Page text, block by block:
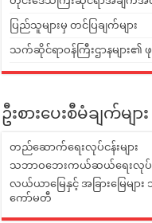
ပြည်သူများမှ တင်ပြချက်များ
သက်ဆိုင်ရာဝန်ကြီးဌာနများ၏ ဖုန်
ဦးစားပေးစီမံချက်များ
တည်ဆောက်ရေးလုပ်ငန်းများ
သဘာဝဘေးကယ်ဆယ်ရေးလုပ်ငန်
လယ်ယာမြေနှင့် အခြားမြေမျာ
ကော်မတီ